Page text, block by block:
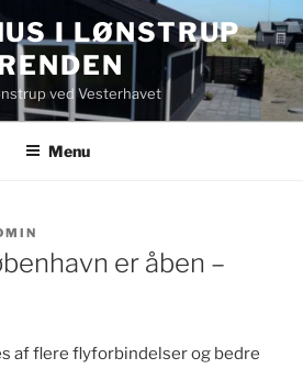
I LØNSTRUP
ved Vesterhavet
Menu
er åben –
af flere flyforbindelser og bedre